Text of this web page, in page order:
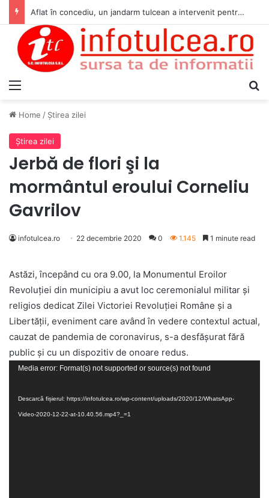
Aflat în concediu, un jandarm tulcean a intervenit pentru acordarea primului ajutor unei tinere implicate într-un accident rutier
Home / Ştirea zilei
Ştirea zilei
Jerbă de flori şi la
mormântul eroului Corneliu
Gavrilov
infotulcea.ro 22 decembrie 2020 0 1.145 1 minute read
Astăzi, începând cu ora 9.00, la Monumentul Eroilor
Revoluției din municipiu a avut loc ceremonialul militar și
religios dedicat Zilei Victoriei Revoluției Române și a
Libertății, eveniment care având în vedere contextul actual,
cauzat de pandemia de coronavirus, s-a desfășurat fără
public și cu un dispozitiv de onoare redus.
Player
Media error: Format(s) not supported or source(s) not found
Descarcă fișierul: https://infotulcea.ro/wp-content/uploads/2020/12/WhatsApp-
Video-2020-12-22-at-10.40.56.mp4?_=1